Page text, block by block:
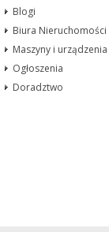
Blogi
Biura Nieruchomości
Maszyny i urządzenia
Ogłoszenia
Doradztwo